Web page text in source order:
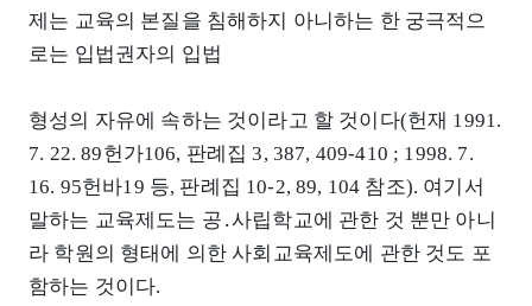
제는 교육의 본질을 침해하지 아니하는 한 궁극적으
로는 입법권자의 입법
형성의 자유에 속하는 것이라고 할 것이다(헌재 1991.
7. 22. 89헌가106, 판례집 3, 387, 409-410 ; 1998. 7.
16. 95헌바19 등, 판례집 10-2, 89, 104 참조). 여기서
말하는 교육제도는 공․사립학교에 관한 것 뿐만 아니
라 학원의 형태에 의한 사회교육제도에 관한 것도 포
함하는 것이다.